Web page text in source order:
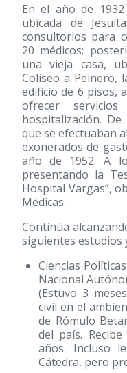
En el año de 1932
ubicada de
consultorios para
20 médicos;
una vieja casa,
Coliseo a Peinero,
edificio de 6 pisos,
ofrecer
hospitalización.
que se efectuaban
exonerados de
año de 1952. A
presentando la
Hospital Vargas”,
Médicas.
Continúa
siguientes estudios
Ciencias
Nacional
(Estuvo 3
civil en el
de Rómulo
del país.
años. Incluso
Cátedra, pero